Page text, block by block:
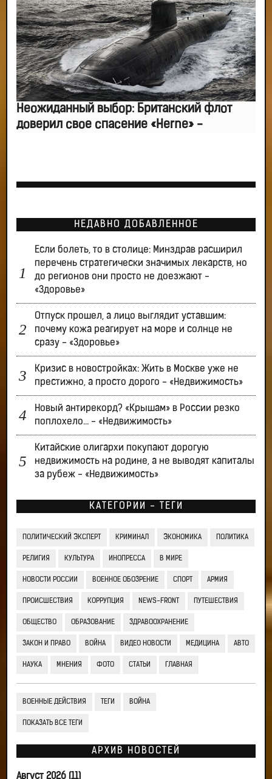
Неожиданный выбор: Британский флот
доверил свое спасение «Herne» -
НЕДАВНО ДОБАВЛЕННОЕ
Если болеть, то в столице: Минздрав расширил
перечень стратегически значимых лекарств, но
до регионов они просто не доезжают -
«Здоровье»
Отпуск прошел, а лицо выглядит уставшим:
почему кожа реагирует на море и солнце не
сразу - «Здоровье»
Кризис в новостройках: Жить в Москве уже не
престижно, а просто дорого - «Недвижимость»
Новый антирекорд? «Крышам» в России резко
поплохело… - «Недвижимость»
Китайские олигархи покупают дорогую
недвижимость на родине, а не выводят капиталы
за рубеж - «Недвижимость»
КАТЕГОРИИ - ТЕГИ
ПОЛИТИЧЕСКИЙ ЭКСПЕРТ КРИМИНАЛ ЭКОНОМИКА ПОЛИТИКА
РЕЛИГИЯ КУЛЬТУРА ИНОПРЕССА В МИРЕ
НОВОСТИ РОССИИ ВОЕННОЕ ОБОЗРЕНИЕ СПОРТ АРМИЯ
ПРОИСШЕСТВИЯ КОРРУПЦИЯ NEWS-FRONT ПУТЕШЕСТВИЯ
ОБЩЕСТВО ОБРАЗОВАНИЕ ЗДРАВООХРАНЕНИЕ
ЗАКОН И ПРАВО ВОЙНА ВИДЕО НОВОСТИ МЕДИЦИНА АВТО
НАУКА МНЕНИЯ ФОТО СТАТЬИ ГЛАВНАЯ
ВОЕННЫЕ ДЕЙСТВИЯ ТЕГИ ВОЙНА
ПОКАЗАТЬ ВСЕ ТЕГИ
АРХИВ НОВОСТЕЙ
Август 2026 (11)